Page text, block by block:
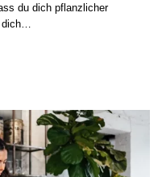
du dich pflanzlicher
dich…